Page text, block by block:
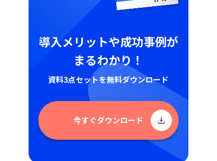
導入メリットや成功事例が
まるわかり！
資料3点セットを無料ダウンロード
今すぐダウンロード